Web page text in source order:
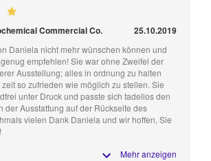
Commercial Co. 25.10.2019
Daniela nicht mehr wünschen können und
empfehlen! Sie war ohne Zweifel der
Ausstellung; alles in ordnung zu halten
so zufrieden wie möglich zu stellen. Sie
unter Druck und passte sich tadellos den
der Ausstattung auf der Rückseite des
vielen Dank Daniela und wir hoffen, Sie
Mehr anzeigen